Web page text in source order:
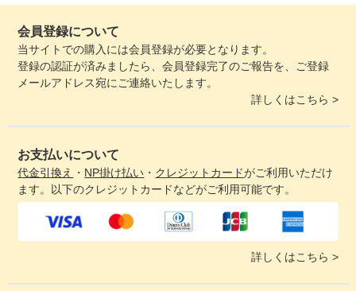
会員登録について
当サイトでの購入には会員登録が必要となります。
登録の認証が済みましたら、会員登録完了のご報告を、ご登録
メールアドレス宛にご連絡いたします。
詳しくはこちら >
お支払いについて
代金引換え ・ NP掛け払い ・ クレジットカードがご利用いただけ
ます。以下のクレジットカードなどがご利用可能です。
詳しくはこちら >